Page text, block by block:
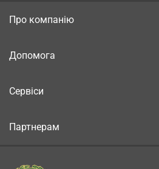
Про компанію
Допомога
Сервіси
Партнерам